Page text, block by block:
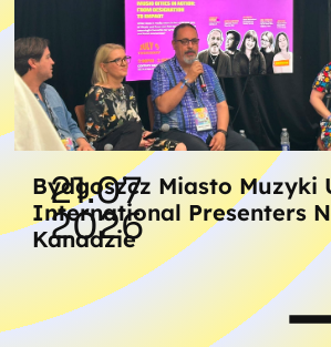
Bydgoszcz Miasto Muzyki
International Presenters
Kanadzie
21.07
2026